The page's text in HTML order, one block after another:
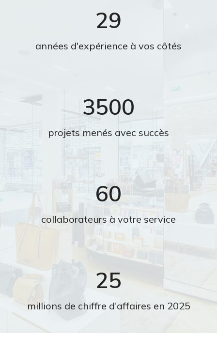
29
années d'expérience à vos côtés
3500
projets menés avec succès
60
collaborateurs à votre service
25
millions de chiffre d'affaires en 2025